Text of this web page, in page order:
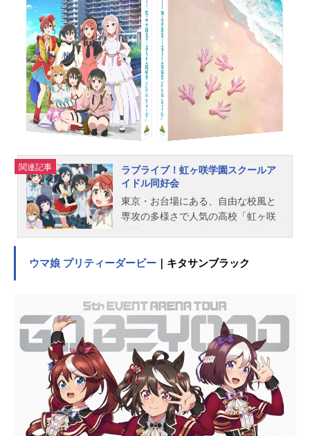
関連記事
ラブライブ！虹ヶ咲学園スクールア
イドル同好会
東京・お台場にある、自由な校風と
専攻の多様さで人気の高校「虹ヶ咲
馴染の上原歩夢とともに「スクール
それぞれの想いを胸に日々活動する
メンバーたち。「夢を追いかけてい
る人を応援できたら……。」9人と1
人の少女たちが紡ぐ、初めての「み
んなで叶える物語(スクールアイドル
プロジェクト)」。届け！ときめき―
―。いままた夢を、追いかけていこ
う！作品名ラブライブ！虹ヶ咲学園
スクールアイドル同好会放送形態TV
ウマ娘 プリティーダービー ｜キタサンブラック